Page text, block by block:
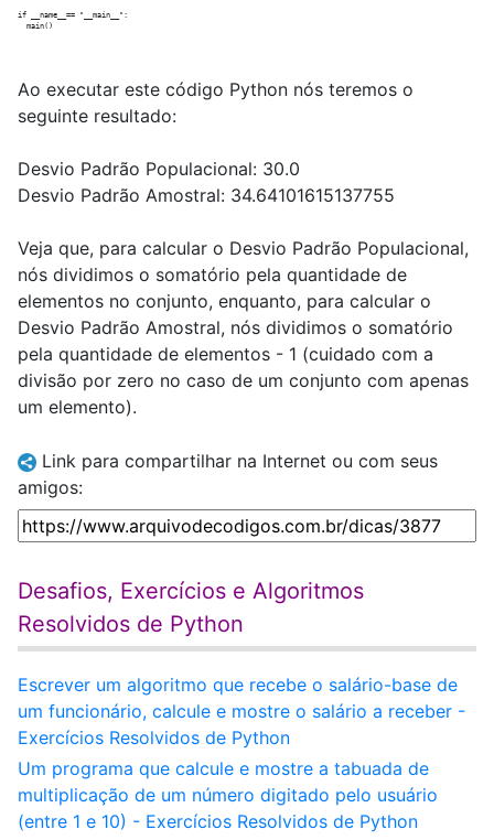
if __name__== "__main__":
Ao executar este código Python nós teremos o
seguinte resultado:
Desvio Padrão Populacional: 30.0
Desvio Padrão Amostral: 34.64101615137755
Veja que, para calcular o Desvio Padrão Populacional,
nós dividimos o somatório pela quantidade de
elementos no conjunto, enquanto, para calcular o
Desvio Padrão Amostral, nós dividimos o somatório
pela quantidade de elementos - 1 (cuidado com a
divisão por zero no caso de um conjunto com apenas
um elemento).
Link para compartilhar na Internet ou com seus
amigos:
Desafios, Exercícios e Algoritmos
Resolvidos de Python
Escrever um algoritmo que recebe o salário-base de
um funcionário, calcule e mostre o salário a receber -
Exercícios Resolvidos de Python
Um programa que calcule e mostre a tabuada de
multiplicação de um número digitado pelo usuário
(entre 1 e 10) - Exercícios Resolvidos de Python